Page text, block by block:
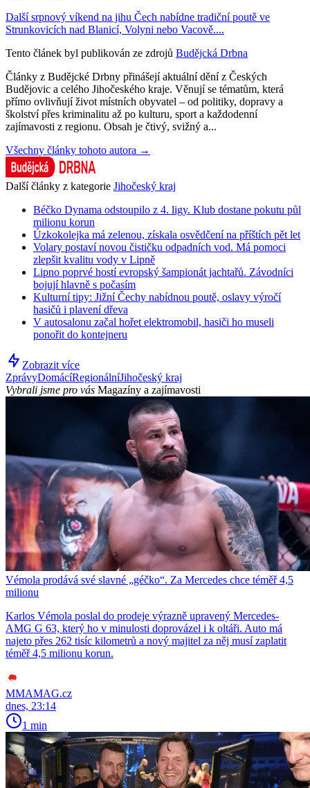
Další srpnový víkend na jihu Čech nabídne tradiční poutě ve
Strunkovicích nad Blanicí, Volyni nebo Vacově....
Tento článek byl publikován ze zdrojů Budějcká Drbna
Články z Budějcké Drbny přinášejí aktuální dění z Českých
Budějovic a celého Jihočeského kraje. Věnují se tématům, která
přímo ovlivňují život místních obyvatel – od politiky, dopravy a
školství přes kriminalitu až po kulturu, sport a každodenní
zajímavosti z regionu. Obsah je čtivý, svižný a...
Všechny články tohoto autora →
Další články z kategorie Jihočeský kraj
Béčko Dynama odstoupilo z 4. ligy. Klub dostane pokutu půl
milionu korun
Úzkokolejka má zelenou, získala osvědčení na příštích pět let
Volary postaví novou čističku odpadních vod. Má pomoci
zlepšit kvalitu vody v Lipně
Lipno poprvé hostí evropský šampionát jachtařů. Závodníci
bojují hlavně s počasím
Kulturní tipy: Jižní Čechy nabídnou poutě, oslavy výročí
hasičů i plavení dřeva
V autosalonu začal hořet elektromobil, hasiči ho museli
ponořit do kontejneru
Zobrazit více
ZprávyDomácíRegionálníJihočeský kraj
Vybrali jsme pro vás Magazíny a zajímavosti
Vémola prodává své slavné „géčko“. Za Mercedes chce téměř 4,5
milionu
Karlos Vémola poslal do prodeje výrazně upravený Mercedes-
AMG G 63, který ho v minulosti doprovázel i k oltáři. Auto má
najeto přes 262 tisíc kilometrů a nový majitel za něj musí zaplatit
téměř 4,5 milionu korun.
MMAMAG.cz
dnes, 23:14
1 min